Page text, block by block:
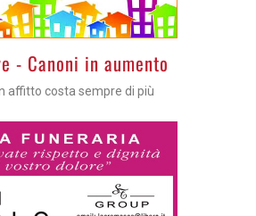
- Canoni in aumento
affitto costa sempre di più